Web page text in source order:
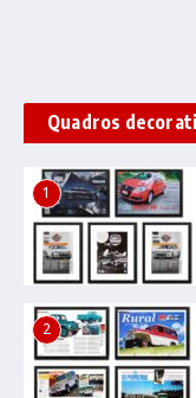
Quadros
1
2